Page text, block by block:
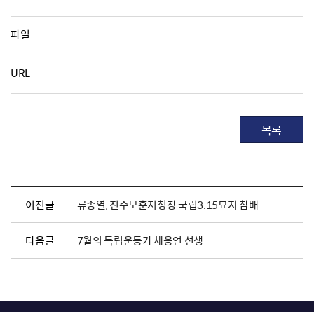
파일
URL
목록
이전글 류종열, 진주보훈지청장 국립3.15묘지 참배
다음글 7월의 독립운동가 채응언 선생